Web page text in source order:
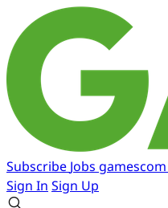
Subscribe Jobs gamescom
Sign In Sign Up